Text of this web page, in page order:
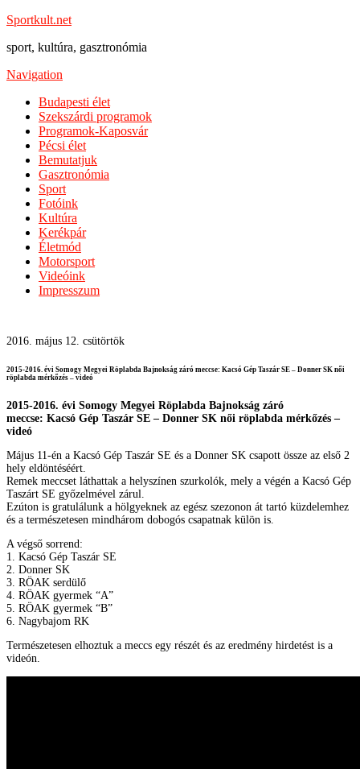
Sportkult.net
sport, kultúra, gasztronómia
Navigation
Budapesti élet
Szekszárdi programok
Programok-Kaposvár
Pécsi élet
Bemutatjuk
Gasztronómia
Sport
Fotóink
Kultúra
Kerékpár
Életmód
Motorsport
Videóink
Impresszum
2016. május 12. csütörtök
2015-2016. évi Somogy Megyei Röplabda Bajnokság záró meccse: Kacsó Gép Taszár SE – Donner SK női
röplabda mérkőzés – videó
2015-2016. évi Somogy Megyei Röplabda Bajnokság záró
meccse: Kacsó Gép Taszár SE – Donner SK női röplabda mérkőzés –
videó
Május 11-én a Kacsó Gép Taszár SE és a Donner SK csapott össze az első 2
hely eldöntéséért.
Remek meccset láthattak a helyszínen szurkolók, mely a végén a Kacsó Gép
Taszárt SE győzelmével zárul.
Ezúton is gratulálunk a hölgyeknek az egész szezonon át tartó küzdelemhez
és a természetesen mindhárom dobogós csapatnak külön is.
A végső sorrend:
1. Kacsó Gép Taszár SE
2. Donner SK
3. RÖAK serdülő
4. RÖAK gyermek “A”
5. RÖAK gyermek “B”
6. Nagybajom RK
Természetesen elhoztuk a meccs egy részét és az eredmény hirdetést is a
videón.